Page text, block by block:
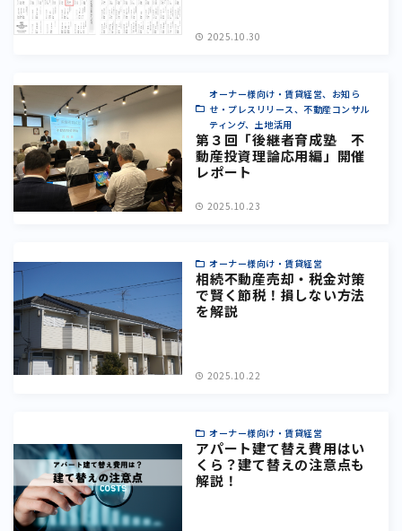
2025.10.30
オーナー様向け・賃貸経営、お知ら
せ・プレスリリース、不動産コンサル
ティング、土地活用
第３回「後継者育成塾 不
動産投資理論応用編」開催
レポート
2025.10.23
オーナー様向け・賃貸経営
相続不動産売却・税金対策
で賢く節税！損しない方法
を解説
2025.10.22
オーナー様向け・賃貸経営
アパート建て替え費用はい
くら？建て替えの注意点も
解説！